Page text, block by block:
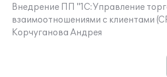
Внедрение ПП "1С:Управление
взаимоотношениями с клиентами
Корчуганова Андрея